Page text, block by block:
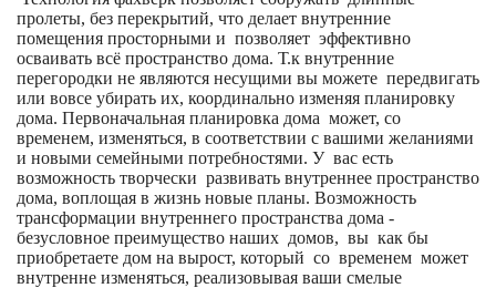
пролеты, без перекрытий, что делает внутренние
помещения просторными и позволяет эффективно
осваивать всё пространство дома. Т.к внутренние
перегородки не являются несущими вы можете передвигать
или вовсе убирать их, координально изменяя планировку
дома. Первоначальная планировка дома может, со
временем, изменяться, в соответствии с вашими желаниями
и новыми семейными потребностями. У вас есть
возможность творчески развивать внутреннее пространство
дома, воплощая в жизнь новые планы. Возможность
трансформации внутреннего пространства дома -
безусловное преимущество наших домов, вы как бы
приобретаете дом на вырост, который со временем может
внутренне изменяться, реализовывая ваши смелые